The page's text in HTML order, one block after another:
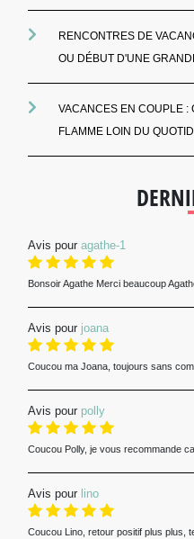
RENCONTRES DE
OU DÉBUT D'UNE
VACANCES EN COUPLE :
FLAMME LOIN DU
Avis pour agathe-1
Bonsoir Agathe Merci beaucoup Agathe
Avis pour joana
Coucou ma Joana, toujours sans
Avis pour polly
Coucou Polly, je vous recommande
Avis pour lino
Coucou Lino, retour positif plus plus,